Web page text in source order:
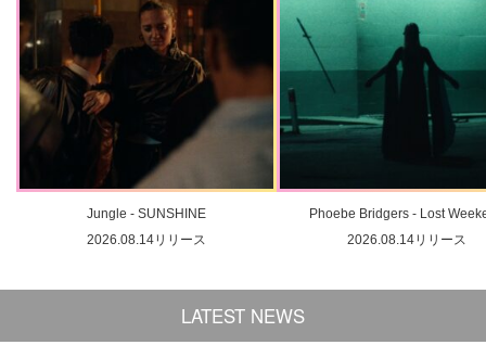
Jungle - SUNSHINE
2026.08.14リリース
Phoebe Bridgers - Lost
2026.08.14リリース
LATEST NEWS